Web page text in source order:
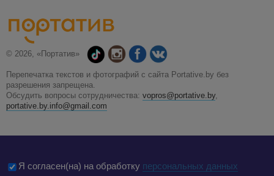
© 2026, «Портатив»
Перепечатка текстов и фотографий с сайта Portative.by без
разрешения запрещена.
Обсудить вопросы сотрудничества: vopros@portative.by,
portative.by.info@gmail.com
Я согласен(на) на обработку персональных данных